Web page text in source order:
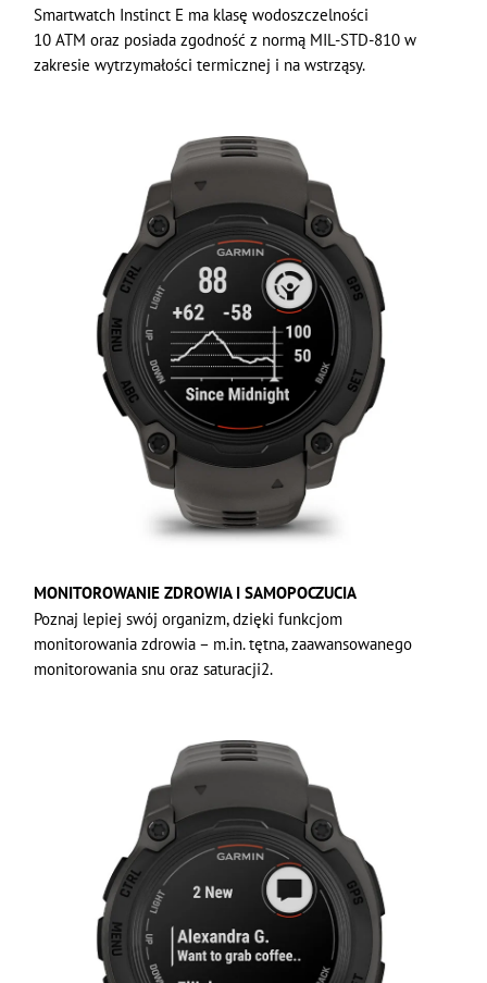
Smartwatch Instinct E ma klasę wodoszczelności
10 ATM oraz posiada zgodność z normą MIL-STD-810 w
zakresie wytrzymałości termicznej i na wstrząsy.
MONITOROWANIE ZDROWIA I SAMOPOCZUCIA
Poznaj lepiej swój organizm, dzięki funkcjom
monitorowania zdrowia – m.in. tętna, zaawansowanego
monitorowania snu oraz saturacji2.